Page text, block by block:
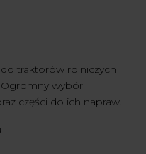
traktorów rolniczych
Ogromny wybór
części do ich napraw.